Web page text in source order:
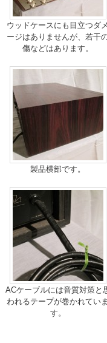
ウッドケースにも目立つダ
ージはありませんが、若干
傷などはあります。
製品横部です。
ACケーブルには音質対策と
われるテープが巻かれてい
す。